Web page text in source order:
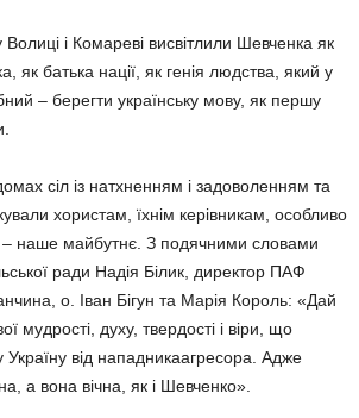
Волиці і Комареві висвітлили Шевченка як
як батька нації, як генія людства, який у
– берегти українську мову, як першу
сіл із натхненням і задоволенням та
хористам, їхнім керівникам, особливо
наше майбутнє. З подячними словами
ради Надія Білик, директор ПАФ
о. Іван Бігун та Марія Король: «Дай
мудрості, духу, твердості і віри, що
від нападникаагресора. Адже
а вона вічна, як і Шевченко».